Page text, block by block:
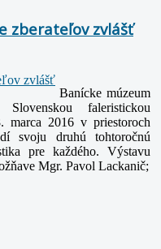
zberateľov zvlášť
Banícke múzeum
faleristickou
marca 2016 v priestoroch
svoju druhú tohtoročnú
pre každého. Výstavu
Mgr. Pavol Lackanič;